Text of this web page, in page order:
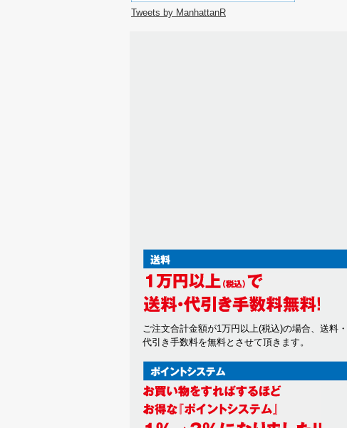
Tweets by ManhattanR
ご注文合計金額が1万円以上(税込)の場合、送料・
代引き手数料を無料とさせて頂きます。